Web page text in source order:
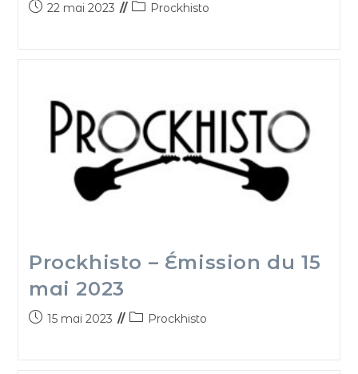
22 mai 2023 Prockhisto
Prockhisto – Émission du 15
mai 2023
15 mai 2023 Prockhisto